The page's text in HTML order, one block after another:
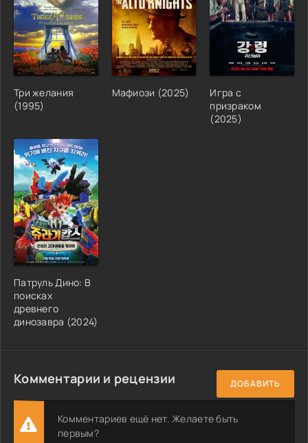
Три желания
(1995)
Мафиози (2025)
Игра с
призраком
(2025)
Патруль Дино: В
поисках
древнего
динозавра (2024)
Комментарии и рецензии ДОБАВИТЬ
Комментариев ещё нет. Желаете быть
первым?